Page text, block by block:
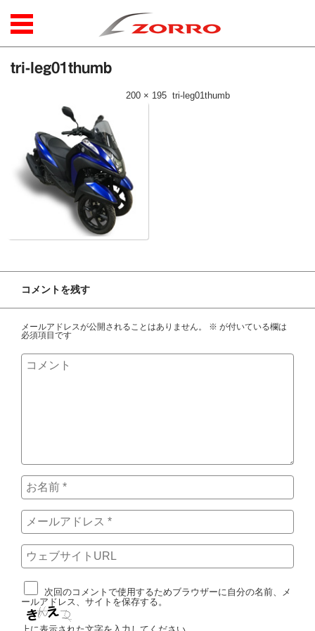
コンテンツに移動
tri-leg01thumb
200 × 195 tri-leg01thumb
コメントを残す
メールアドレスが公開されることはありません。 ※ が付いている欄は
必須項目です
次回のコメントで使用するためブラウザーに自分の名前、メ
ールアドレス、サイトを保存する。